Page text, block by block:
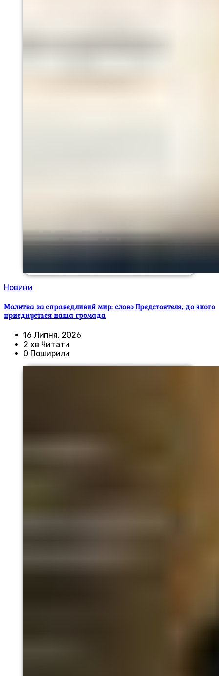
Новини
Молитва за справедливий мир: слово Предстоятеля, до якого
приєднується наша громада
16 Липня, 2026
2 хв Читати
0 Поширили